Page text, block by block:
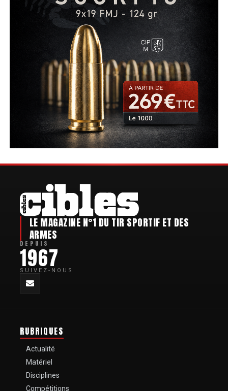
LE MAGAZINE N°1 DU TIR SPORTIF ET DES
ARMES
DEPUIS
1967
SUIVEZ-NOUS
RUBRIQUES
Actualité
Matériel
Disciplines
Compétitions